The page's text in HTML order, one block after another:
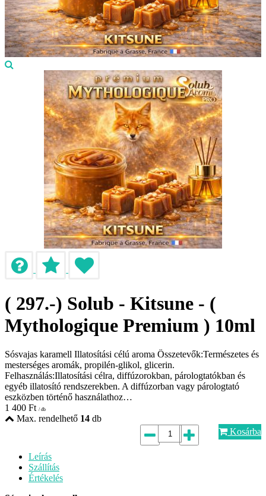
( 297.-) Solub - Kitsune - (
Mythologique Premium ) 10ml
Sósvajas karamell Illatosítási célú aroma Összetevők:Természetes és
mesterséges aromák, propilén-glikol, glicerin.
Felhasználás:Illatosítási célra, diffúzorokban, párologtatókban és
egyéb illatosító rendszerekben. A diffúzorban vagy párologtató
eszközben történő használathoz…
1 400 Ft / db
Max. rendelhető 14 db
Kosárba
Leírás
Szállítás
Értékelés